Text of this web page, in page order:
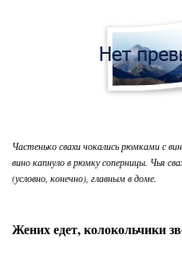
Частенько свахи чокались рюмками с
вино капнуло в рюмку соперницы. Чья
(условно, конечно), главным в доме.
Жених едет, колокольчики